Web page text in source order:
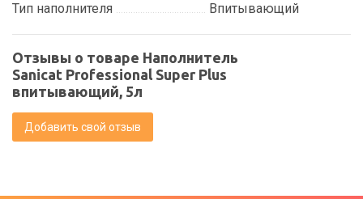
Тип наполнителя
Впитывающий
Отзывы о товаре Наполнитель
Sanicat Professional Super Plus
впитывающий, 5л
Добавить свой отзыв